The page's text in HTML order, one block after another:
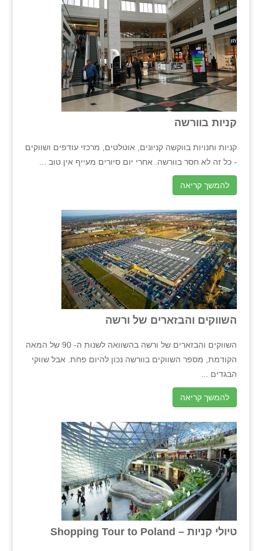
קניות בוורשה
קניות וחנויות בווקשה קניונים, אוטלטים, מרכזי עודפים ושווקים
- כל זה לא חסר בוורשה. אחרי יום סיורים מעייף אין טוב ...
להמשך קריאה
השווקים והבזארים של ורשה
השווקים והבזארים של ורשה בהשוואה לשנות ה- 90 של המאה
הקודמת, מספר השווקים בוורשה נכון להיום פחת. אבל שווקי
הבגדים ...
להמשך קריאה
טיולי קניות – Shopping Tour to Poland